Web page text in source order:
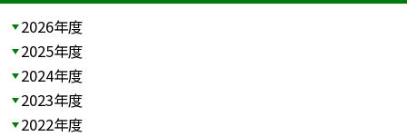
2026年度
2025年度
2024年度
2023年度
2022年度